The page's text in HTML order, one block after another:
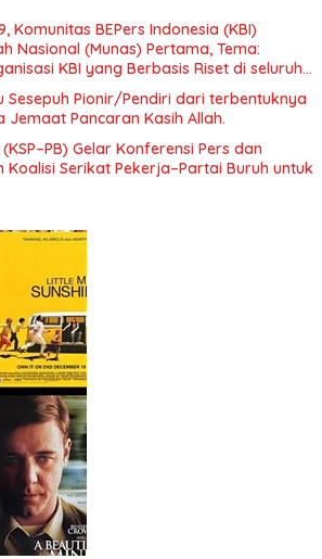
Komunitas BEPers Indonesia (KBI)
Nasional (Munas) Pertama, Tema:
KBI yang Berbasis Riset di seluruh
Sesepuh Pionir/Pendiri dari terbentuknya
Pancaran Kasih Allah.
Gelar Konferensi Pers dan
Serikat Pekerja–Partai Buruh untuk